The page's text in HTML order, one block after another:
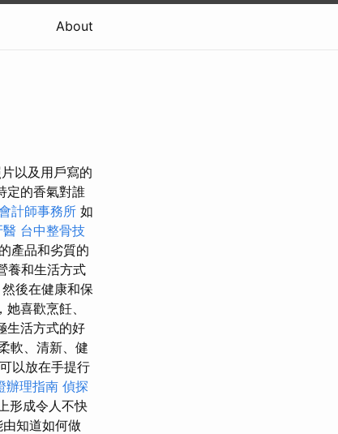
About
以及用戶寫的
定的香氣對誰
計師事務所 如
醫 台中整骨技
產品和劣質的
養和生活方式
後在健康和保
喜歡烹飪、
生活方式的好
軟、清新、健
以放在手提行
辦理指南 偵探
形成令人不快
知道如何做